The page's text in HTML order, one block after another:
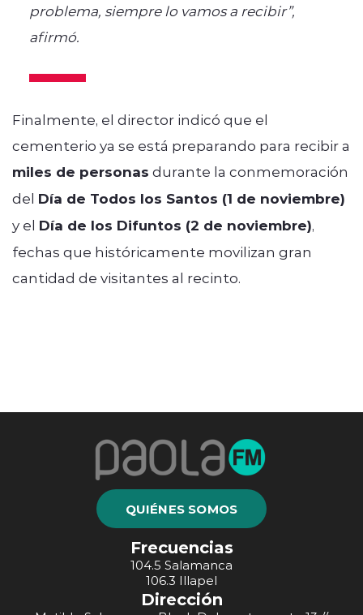
problema, siempre lo vamos a recibir”,
afirmó.
Finalmente, el director indicó que el
cementerio ya se está preparando para recibir a
miles de personas durante la conmemoración
del Día de Todos los Santos (1 de noviembre)
y el Día de los Difuntos (2 de noviembre),
fechas que históricamente movilizan gran
cantidad de visitantes al recinto.
QUIÉNES SOMOS
Frecuencias
104.5 Salamanca
106.3 Illapel
Dirección